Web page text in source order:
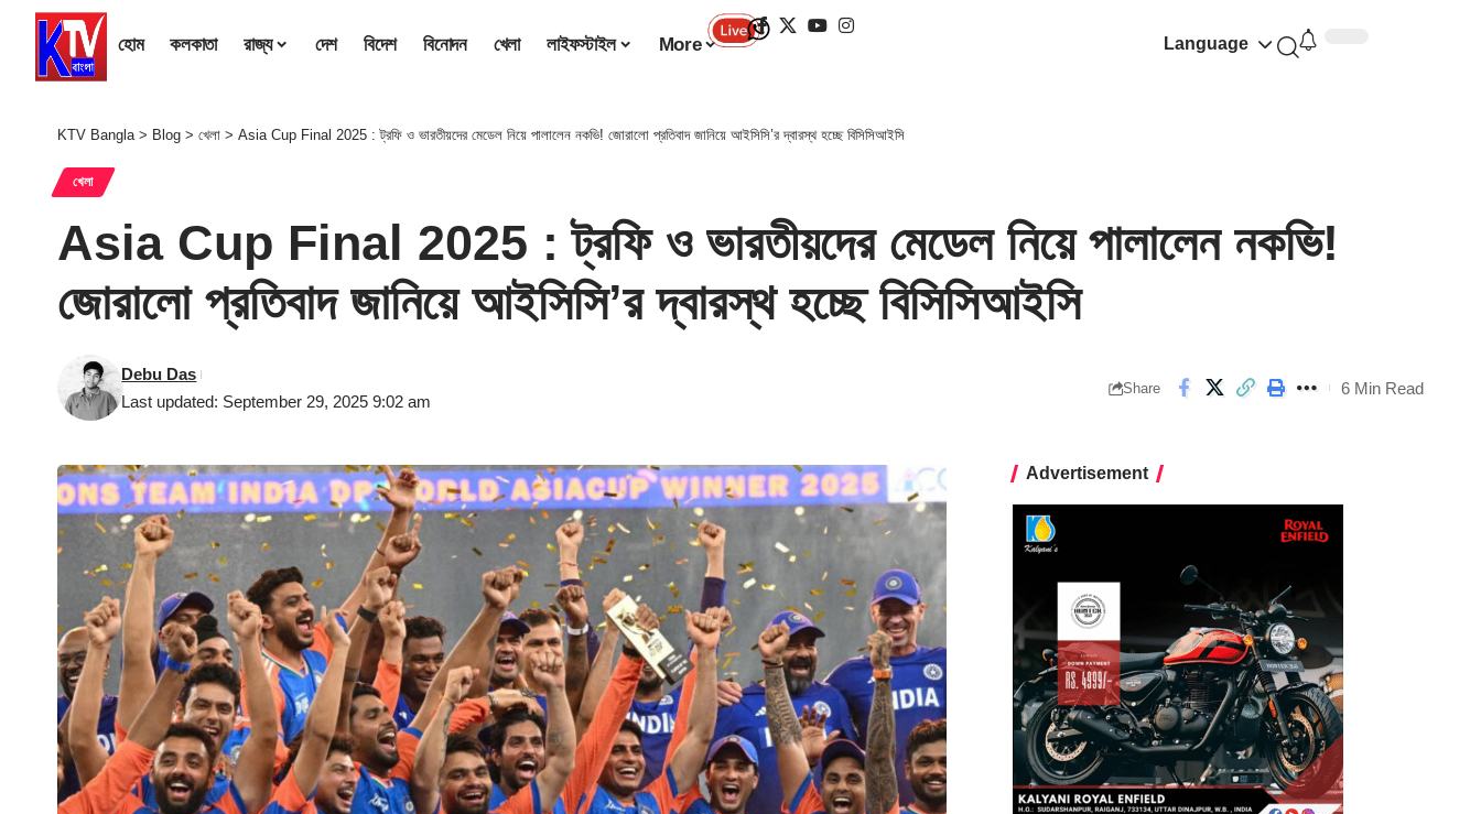
হোম কলকাতা রাজ্য দেশ বিদেশ বিনোদন খেলা লাইফস্টাইল More Language
KTV Bangla> Blog > খেলা > Asia Cup Final 2025 : ট্রফি ও ভারতীয়দের মেডেল নিয়ে পালালেন নকভি! জোরালো প্রতিবাদ জানিয়ে আইসিসি’র দ্বারস্থ হচ্ছে বিসিসিআইসি
খেলা
Asia Cup Final 2025 : ট্রফি ও ভারতীয়দের মেডেল নিয়ে পালালেন নকভি!
জোরালো প্রতিবাদ জানিয়ে আইসিসি’র দ্বারস্থ হচ্ছে বিসিসিআইসি
Last updated: September 29, 2025 9:02 am
Debu Das
Share 6 Min Read
Advertisement